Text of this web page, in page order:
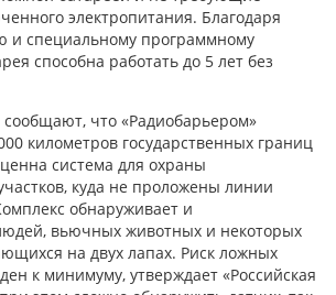
электропитания. Благодаря
и специальному программному
способна работать до 5 лет без
что «Радиобарьером»
километров государственных границ
система для охраны
куда не проложены линии
обнаруживает и
вьючных животных и некоторых
на двух лапах. Риск ложных
к минимуму, утверждает «Российская